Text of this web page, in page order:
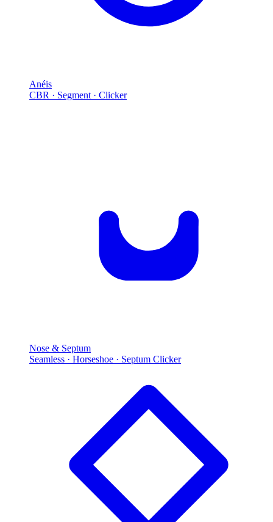
Anéis
CBR · Segment · Clicker
Nose & Septum
Seamless · Horseshoe · Septum Clicker